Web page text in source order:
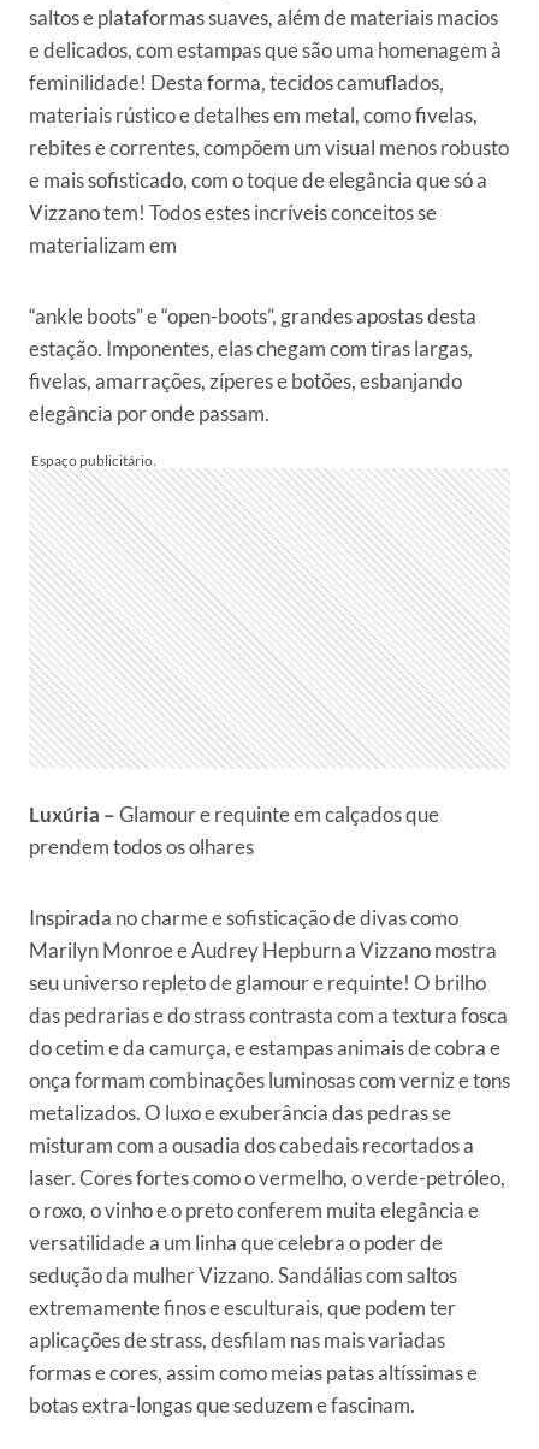
saltos e plataformas suaves, além de materiais macios
e delicados, com estampas que são uma homenagem à
feminilidade! Desta forma, tecidos camuflados,
materiais rústico e detalhes em metal, como fivelas,
rebites e correntes, compõem um visual menos robusto
e mais sofisticado, com o toque de elegância que só a
Vizzano tem! Todos estes incríveis conceitos se
materializam em
“ankle boots” e “open-boots”, grandes apostas desta
estação. Imponentes, elas chegam com tiras largas,
fivelas, amarrações, zíperes e botões, esbanjando
elegância por onde passam.
Luxúria –Glamour e requinte em calçados que
prendem todos os olhares
Inspirada no charme e sofisticação de divas como
Marilyn Monroe e Audrey Hepburn a Vizzano mostra
seu universo repleto de glamour e requinte! O brilho
das pedrarias e do strass contrasta com a textura fosca
do cetim e da camurça, e estampas animais de cobra e
onça formam combinações luminosas com verniz e tons
metalizados. O luxo e exuberância das pedras se
misturam com a ousadia dos cabedais recortados a
laser. Cores fortes como o vermelho, o verde-petróleo,
o roxo, o vinho e o preto conferem muita elegância e
versatilidade a um linha que celebra o poder de
sedução da mulher Vizzano. Sandálias com saltos
extremamente finos e esculturais, que podem ter
aplicações de strass, desfilam nas mais variadas
formas e cores, assim como meias patas altíssimas e
botas extra-longas que seduzem e fascinam.